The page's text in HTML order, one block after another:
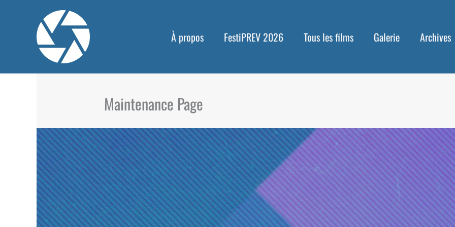
À propos FestiPREV 2026 Tous les films Galerie Archives
Maintenance Page